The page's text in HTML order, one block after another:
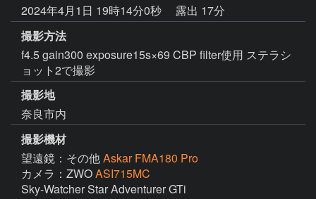
2024年4月1日 19時14分0秒
露出 17分
撮影方法
f4.5 gain300 exposure15s×69 CBP filter使用 ステラシ
ョット2で撮影
撮影地
奈良市内
撮影機材
望遠鏡：その他Askar FMA180 Pro
カメラ：ZWOASI715MC
Sky-Watcher Star Adventurer GTi